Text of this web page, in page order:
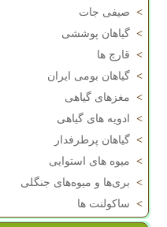
> صیفی جات
> گیاهان پوششی
> قارچ ها
> گیاهان بومی ایران
> مغزهای گیاهی
>
ادویه های گیاهی
> گیاهان پرطرفدار
> میوه های استوایی
> بری‌ها و میوه‌های جنگلی
> ساکولنت ها